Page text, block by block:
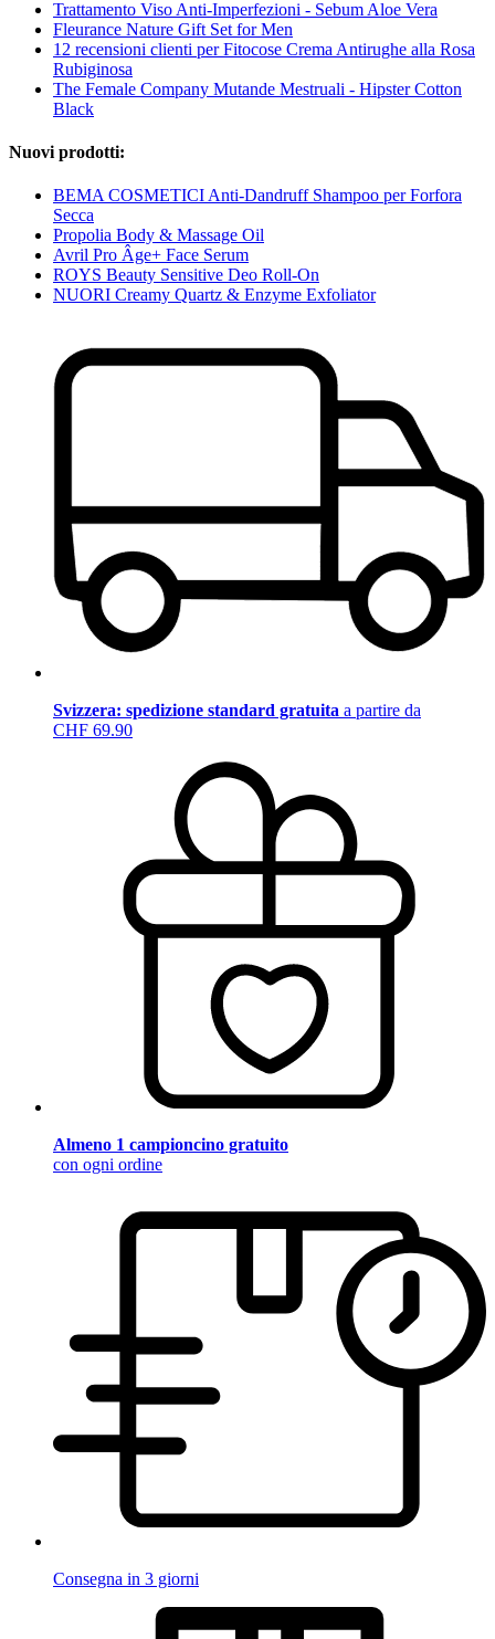
Trattamento Viso Anti-Imperfezioni - Sebum Aloe Vera
Fleurance Nature Gift Set for Men
12 recensioni clienti per Fitocose Crema Antirughe alla Rosa
Rubiginosa
The Female Company Mutande Mestruali - Hipster Cotton
Black
Nuovi prodotti:
BEMA COSMETICI Anti-Dandruff Shampoo per Forfora
Secca
Propolia Body & Massage Oil
Avril Pro Âge+ Face Serum
ROYS Beauty Sensitive Deo Roll-On
NUORI Creamy Quartz & Enzyme Exfoliator
Svizzera: spedizione standard gratuita a partire da
CHF 69.90
Almeno 1 campioncino gratuito
con ogni ordine
Consegna in 3 giorni